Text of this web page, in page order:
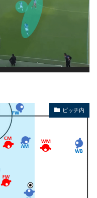
ピッチ内